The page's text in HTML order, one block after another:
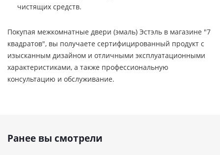
чистящих средств.
Покупая межкомнатные двери (эмаль) Эстэль в магазине "7
квадратов", вы получаете сертифицированный продукт с
изысканным дизайном и отличными эксплуатационными
характеристиками, а также профессиональную
консультацию и обслуживание.
Ранее вы смотрели